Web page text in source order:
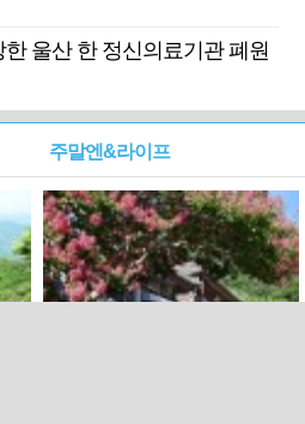
울산 한 정신의료기관 폐원
주말엔&라이프